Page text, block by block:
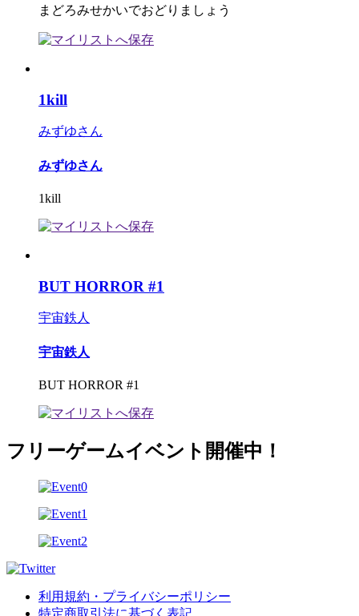
まどろみせかいでおどりましょう
1kill
みずゆさん
みずゆさん
1kill
BUT HORROR #1
宇宙鉄人
宇宙鉄人
BUT HORROR #1
フリーゲームイベント開催中！
利用規約・プライバシーポリシー
特定商取引法に基づく表記